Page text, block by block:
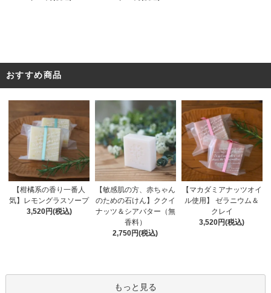
おすすめ商品
【柑橘系の香り一番人
気】レモングラスソープ
3,520円(税込)
【敏感肌の方、赤ちゃん
のための石けん】ククイ
ナッツ＆シアバター（無
香料）
2,750円(税込)
【マカダミアナッツオイ
ル使用】 ゼラニウム＆
クレイ
3,520円(税込)
もっと見る